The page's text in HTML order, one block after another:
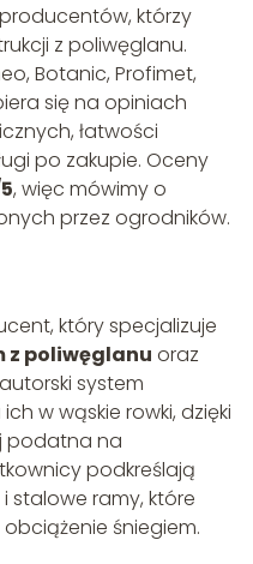
producentów, którzy
z poliwęglanu.
Botanic, Profimet,
się na opiniach
łatwości
po zakupie. Oceny
, więc mówimy o
przez ogrodników.
który specjalizuje
z poliwęglanu oraz
system
w wąskie rowki, dzięki
podatna na
podkreślają
stalowe ramy, które
śniegiem.